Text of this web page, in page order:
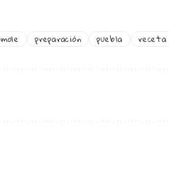
mole preparación puebla receta